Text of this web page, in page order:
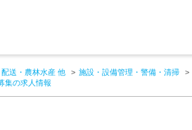
送・農林水産 他 施設・設備管理・警備・清掃
集の求人情報